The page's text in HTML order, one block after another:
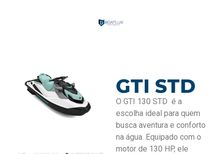
GTI STD
O GTI 130 STD é a
escolha ideal para quem
busca aventura e conforto
na água. Equipado com o
motor de 130 HP, ele